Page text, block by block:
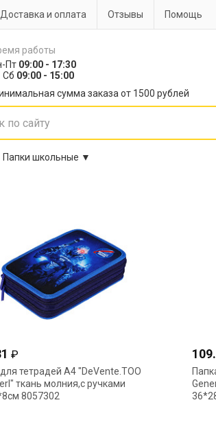
Доставка и оплата Отзывы Помощь
работы
Пт 09:00 - 17:30
09:00 - 15:00
сумма заказа от 1500 рублей
Папки школьные ▼
₽
тетрадей А4 "DeVente.TOO
ткань молния,с ручками
8057302